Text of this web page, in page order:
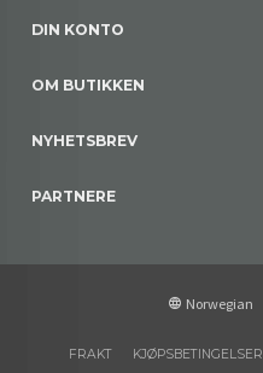
DIN KONTO
OM BUTIKKEN
NYHETSBREV
PARTNERE
Norwegian
FRAKT KJØPSBETINGELSER